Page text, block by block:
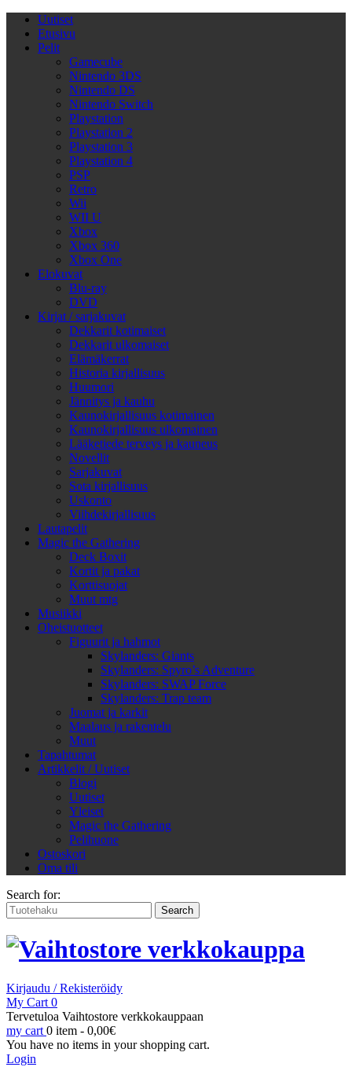
Uutiset
Etusivu
Pelit
Gamecube
Nintendo 3DS
Nintendo DS
Nintendo Switch
Playstation
Playstation 2
Playstation 3
Playstation 4
PSP
Retro
Wii
WII U
Xbox
Xbox 360
Xbox One
Elokuvat
Blu-ray
DVD
Kirjat / sarjakuvat
Dekkarit kotimaiset
Dekkarit ulkomaiset
Elämäkerrat
Historia kirjallisuus
Huumori
Jännitys ja kauhu
Kaunokirjallisuus kotimainen
Kaunokirjallisuus ulkomainen
Lääketiede terveys ja kauneus
Novellit
Sarjakuvat
Sota kirjallisuus
Uskonto
Viihdekirjallisuus
Lautapelit
Magic the Gathering
Deck Boxit
Kortit ja pakat
Korttisuojat
Muut mtg
Musiikki
Oheistuotteet
Figuurit ja hahmot
Skylanders: Giants
Skylanders: Spyro’s Adventure
Skylanders: SWAP Force
Skylanders: Trap team
Juomat ja karkit
Maalaus ja rakentelu
Muut
Tapahtumat
Artikkelit / Uutiset
Blogi
Uutiset
Yleiset
Magic the Gathering
Pelihuone
Ostoskori
Oma tili
Search for:
Kirjaudu / Rekisteröidy
My Cart 0
Tervetuloa Vaihtostore verkkokauppaan
my cart 0 item - 0,00€
You have no items in your shopping cart.
Login